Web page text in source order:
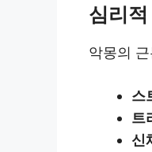
심리적
악몽의
스
트
신